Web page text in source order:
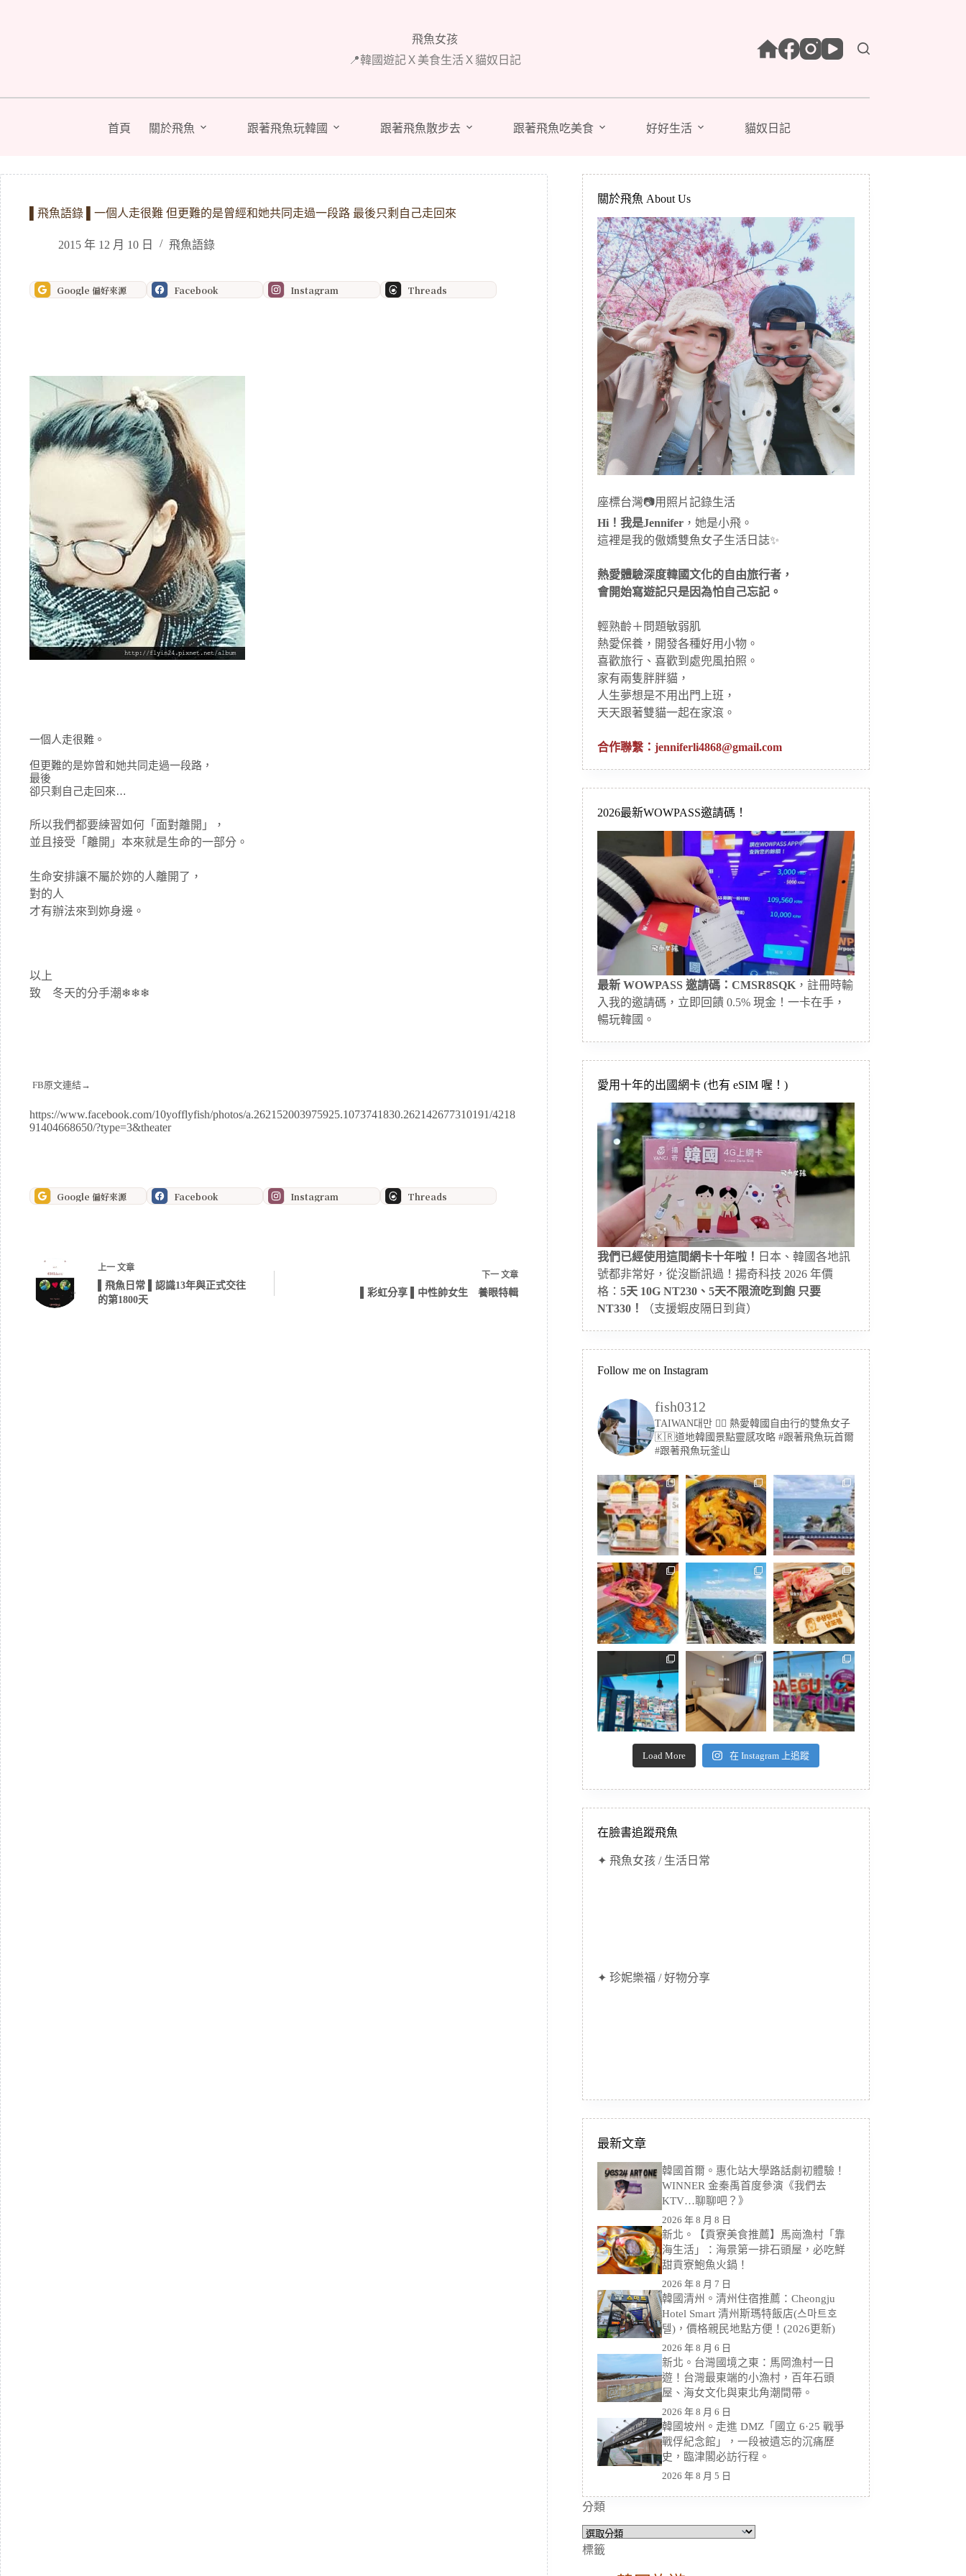
容
飛魚女孩
📍韓國遊記Ｘ美食生活Ｘ貓奴日記
首頁 關於飛魚 跟著飛魚玩韓國 跟著飛魚散步去 跟著飛魚吃美食 好好生活 貓奴日記
▌飛魚語錄 ▌一個人走很難 但更難的是曾經和她共同走過一段路 最後只剩自己走回來
2015 年 12 月 10 日 飛魚語錄
Google 偏好來源 Facebook Instagram Threads
一個人走很難。
但更難的是妳曾和她共同走過一段路，
最後
卻只剩自己走回來…
所以我們都要練習如何「面對離開」，
並且接受「離開」本來就是生命的一部分。
生命安排讓不屬於妳的人離開了，
對的人
才有辦法來到妳身邊。
以上
致 冬天的分手潮❄❄❄
FB原文連結→
https://www.facebook.com/10yofflyfish/photos/a.262152003975925.1073741830.262142677310191/4218
91404668650/?type=3&theater
Google 偏好來源 Facebook Instagram Threads
上一 文章
▌飛魚日常 ▌認識13年與正式交往
的第1800天
下一文章
▌彩虹分享 ▌中性帥女生 養眼特輯
關於飛魚 About Us
座標台灣📷用照片記錄生活
Hi！我是Jennifer ，她是小飛。
這裡是我的傲嬌雙魚女子生活日誌✨
熱愛體驗深度韓國文化的自由旅行者，
會開始寫遊記只是因為怕自己忘記。
輕熟齡＋問題敏弱肌
熱愛保養，開發各種好用小物。
喜歡旅行、喜歡到處兜風拍照。
家有兩隻胖胖貓，
人生夢想是不用出門上班，
天天跟著雙貓一起在家滾。
合作聯繫：jenniferli4868@gmail.com
2026最新WOWPASS邀請碼！
最新 WOWPASS 邀請碼：CMSR8SQK ，註冊時輸
入我的邀請碼，立即回饋 0.5% 現金！一卡在手，
暢玩韓國。
愛用十年的出國網卡 (也有 eSIM 喔！)
我們已經使用這間網卡十年啦！ 日本、韓國各地訊
號都非常好，從沒斷訊過！揚奇科技 2026 年價
格：5天 10G NT230、5天不限流吃到飽 只要
NT330！
（支援蝦皮隔日到貨）
Follow me on Instagram
fish0312
TAIWAN대만 🏳️‍🌈 熱愛韓國自由行的雙魚女子
🇰🇷道地韓國景點靈感攻略 #跟著飛魚玩首爾
#跟著飛魚玩釜山
Load More 在 Instagram 上追蹤
在臉書追蹤飛魚
✦ 飛魚女孩 / 生活日常
✦ 珍妮樂福 / 好物分享
最新文章
韓國首爾。惠化站大學路話劇初體驗！
WINNER 金秦禹首度參演《我們去
KTV…聊聊吧？》
2026 年 8 月 8 日
新北。【貢寮美食推薦】馬崗漁村「靠
海生活」：海景第一排石頭屋，必吃鮮
甜貢寮鮑魚火鍋！
2026 年 8 月 7 日
韓國清州。清州住宿推薦：Cheongju
Hotel Smart 清州斯瑪特飯店(스마트호
텔)，價格親民地點方便！(2026更新)
2026 年 8 月 6 日
新北。台灣國境之東：馬岡漁村一日
遊！台灣最東端的小漁村，百年石頭
屋、海女文化與東北角潮間帶。
2026 年 8 月 6 日
韓國坡州。走進 DMZ「國立 6·25 戰爭
戰俘紀念館」，一段被遺忘的沉痛歷
史，臨津閣必訪行程。
2026 年 8 月 5 日
分類
分
類
標籤